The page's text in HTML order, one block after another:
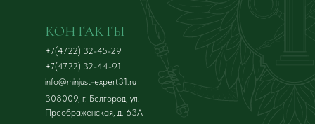
info@minjust-expert31.ru
+7(4722) 32-45-29
308009, г. Белгород, ул.
Преображенская, д. 63А
КОНТАКТЫ
+7(4722) 32-44-91